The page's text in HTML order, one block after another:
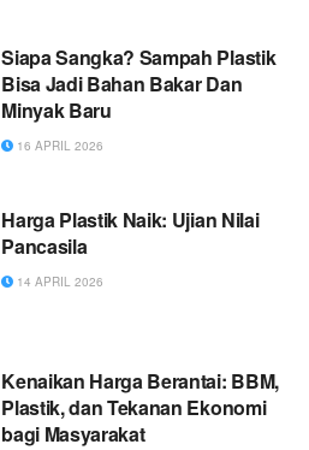
Siapa Sangka? Sampah Plastik
Bisa Jadi Bahan Bakar Dan
Minyak Baru
16 APRIL 2026
Harga Plastik Naik: Ujian Nilai
Pancasila
14 APRIL 2026
Kenaikan Harga Berantai: BBM,
Plastik, dan Tekanan Ekonomi
bagi Masyarakat